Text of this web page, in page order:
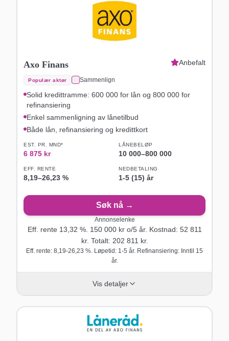
Axo Finans
Populær aktør Sammenlign
Anbefalt
Solid kredittramme: 600 000 for lån og 800 000 for
refinansiering
Enkel sammenligning av lånetilbud
Både lån, refinansiering og kredittkort
EST. PR. MND*
6 875 kr
LÅNEBELØP
10 000–800 000
EFF. RENTE
8,19–26,23 %
NEDBETALING
1-5 (15) år
Søk nå →
Annonselenke
Eff. rente 13,32 %. 150 000kr o/5år. Kostnad: 52 811
kr. Totalt: 202 811 kr.
Eff. rente: 8,19-26,23 %. Løpetid: 1-5 år. Refinansiering: Inntil 15
år.
Vis detaljer